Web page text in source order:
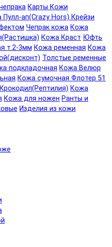
Карты Кожи
Пулл-ап(Crazy Hors) Крейзи
Чепрак кожа Кожа
Кожа Краст Юфть
т.2-3мм Кожа ременная Кожа
Толстые ременные
подкладочная Кожа Велюр
Кожа сумочная Флотер 51
Кожа
Кожа для ножен Ранты и
Изделия из кожи